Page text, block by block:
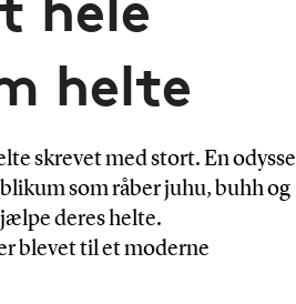
helte
skrevet med stort. En odysse
som råber juhu, buhh og
deres helte.
blevet til et moderne